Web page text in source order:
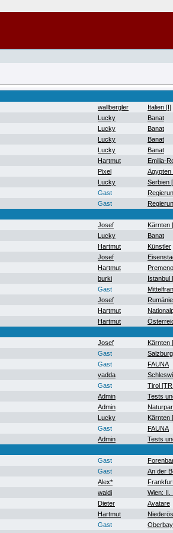
wallbergler Italien [I]
Lucky Banat
Lucky Banat
Lucky Banat
Lucky Banat
Hartmut Emilia-
Pixel Ägypten
Lucky Serbien
Gast
Gast
Josef Kärnten
Lucky Banat
Hartmut Künstler
Josef
Hartmut Premeno
burki İstanbul
Gast
Josef
Hartmut
Hartmut
Josef Kärnten
Gast
Gast FAUNA
vadda
Gast Tirol
Admin Tests
Admin
Lucky Kärnten
Gast FAUNA
Admin Tests
Gast
Gast An der
Alex*
waldi Wien: II.
Dieter Avatare
Hartmut
Gast